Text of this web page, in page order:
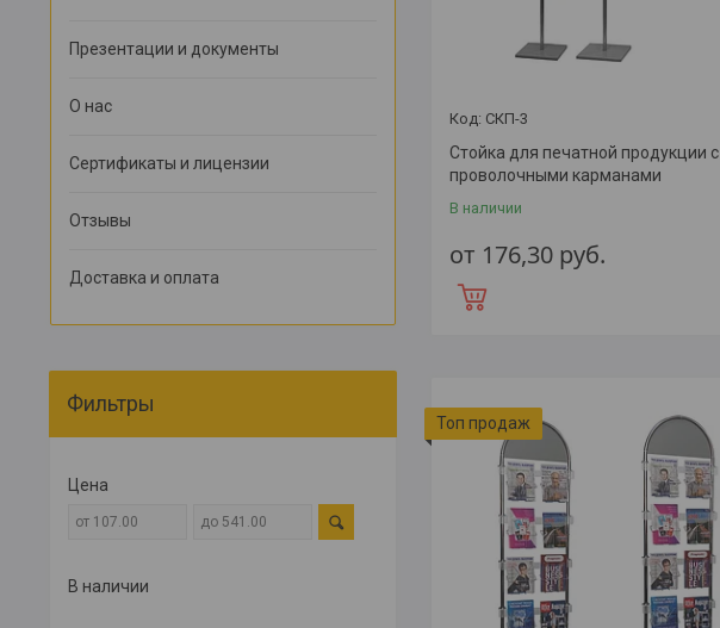
СКП-3
Стойка для печатной продукции с
проволочными карманами
В наличии
от 176,30 руб.
Топ продаж
Презентации и документы
О нас
Сертификаты и лицензии
Отзывы
Доставка и оплата
Фильтры
Цена
В наличии